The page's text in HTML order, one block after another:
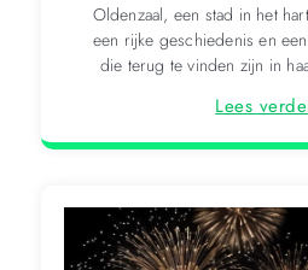
Oldenzaal, een stad in het
een rijke geschiedenis en
die terug te vinden zijn in
Lees